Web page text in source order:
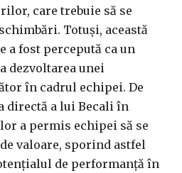
care trebuie să se
Totuși, această
a fost percepută ca un
dezvoltarea unei
în cadrul echipei. De
directă a lui Becali în
a permis echipei să se
valoare, sporind astfel
de performanță în